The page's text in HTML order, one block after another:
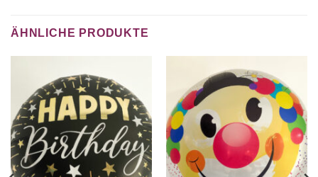
ÄHNLICHE PRODUKTE